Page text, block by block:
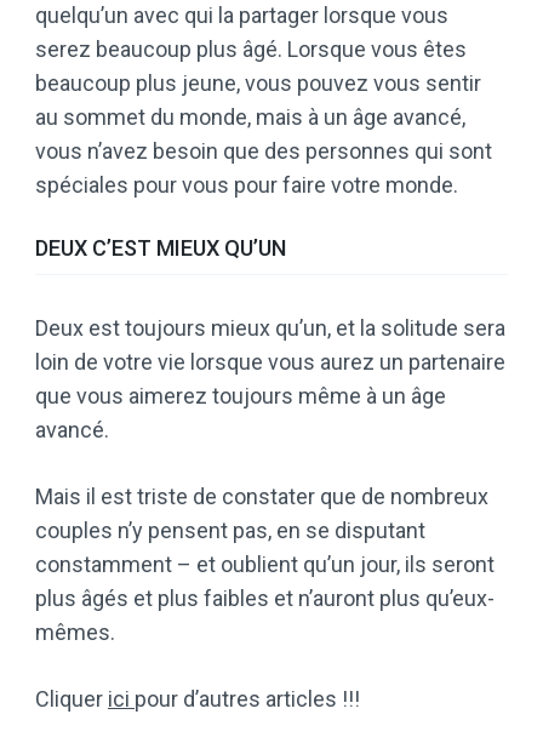
quelqu’un avec qui la partager lorsque vous
serez beaucoup plus âgé. Lorsque vous êtes
beaucoup plus jeune, vous pouvez vous sentir
au sommet du monde, mais à un âge avancé,
vous n’avez besoin que des personnes qui sont
spéciales pour vous pour faire votre monde.
DEUX C’EST MIEUX QU’UN
Deux est toujours mieux qu’un, et la solitude sera
loin de votre vie lorsque vous aurez un partenaire
que vous aimerez toujours même à un âge
avancé.
Mais il est triste de constater que de nombreux
couples n’y pensent pas, en se disputant
constamment – et oublient qu’un jour, ils seront
plus âgés et plus faibles et n’auront plus qu’eux-
mêmes.
Cliquer ici pour d’autres articles !!!